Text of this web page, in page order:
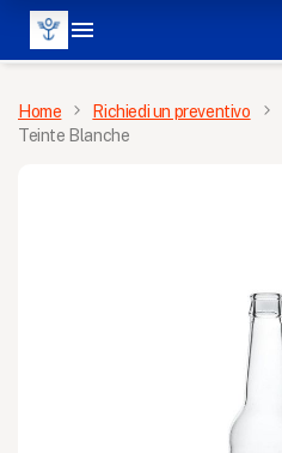

MENÙ
Home Richiedi un preventivo
Teinte Blanche